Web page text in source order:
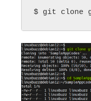
$ git clone